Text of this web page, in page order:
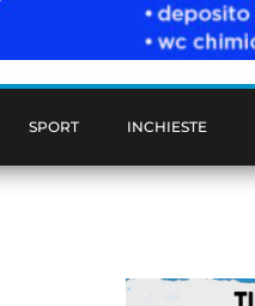
SPORT INCHIESTE